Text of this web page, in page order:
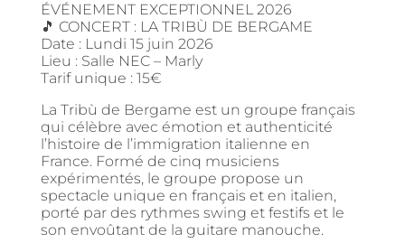
ÉVÉNEMENT EXCEPTIONNEL 2026
🎵 CONCERT : LA TRIBÙ DE BERGAME
Date : Lundi 15 juin 2026
Lieu : Salle NEC – Marly
Tarif unique : 15€
La Tribù de Bergame est un groupe français
qui célèbre avec émotion et authenticité
l’histoire de l’immigration italienne en
France. Formé de cinq musiciens
expérimentés, le groupe propose un
spectacle unique en français et en italien,
porté par des rythmes swing et festifs et le
son envoûtant de la guitare manouche.